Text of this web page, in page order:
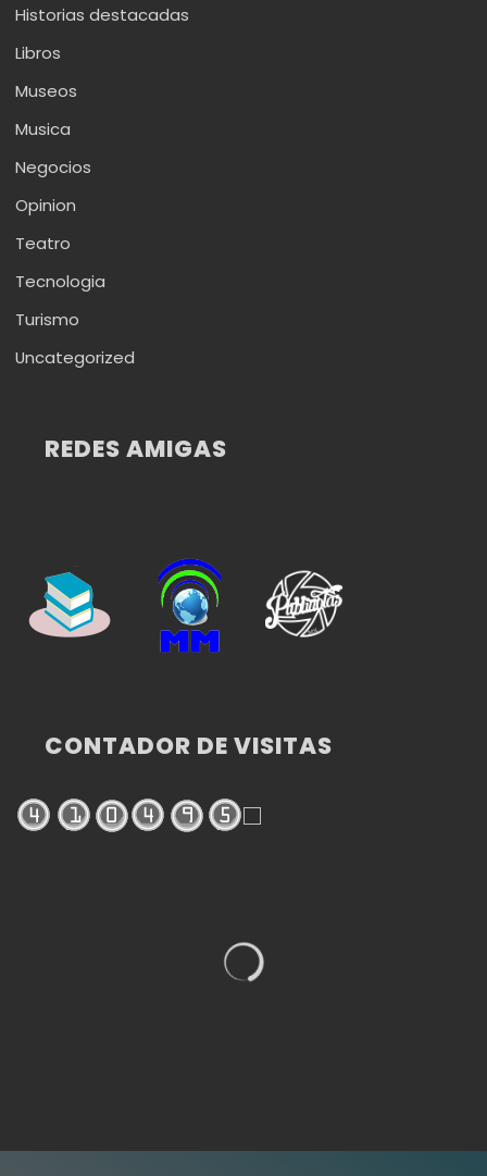
Historias destacadas
Libros
Museos
Musica
Negocios
Opinion
Teatro
Tecnologia
Turismo
Uncategorized
REDES AMIGAS
CONTADOR DE VISITAS